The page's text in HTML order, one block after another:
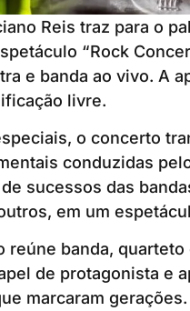
Reis traz para o
“Rock
e banda ao vivo. A
livre.
o concerto
conduzidas
sucessos das
em um
reúne banda,
de protagonista e
marcaram gerações.